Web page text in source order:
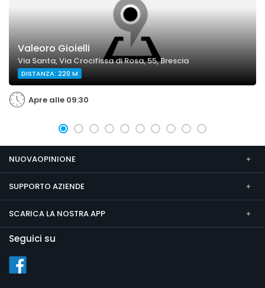
Valeoro Gioielli
Via Santa, Via Crocifissa di Rosa, 55, Brescia
DISTANZA: 220 M
Apre alle 09:30
NUOVAOPINIONE
SUPPORTO AZIENDE
SCARICA LA NOSTRA APP
Seguici su